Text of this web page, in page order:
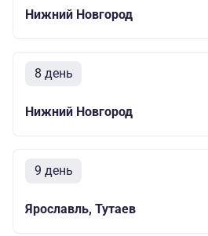
Нижний Новгород
8 день
Нижний Новгород
9 день
Ярославль, Тутаев